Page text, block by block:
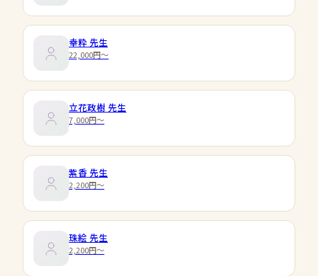
幸粋 先生
22,000円〜
立花政樹 先生
7,000円〜
紫香 先生
2,200円〜
珠絵 先生
2,200円〜